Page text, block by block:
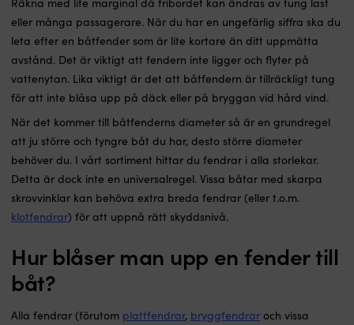
eller många passagerare. När du har en ungefärlig siffra ska du
leta efter en båtfender som är lite kortare än ditt uppmätta
avstånd. Det är viktigt att fendern inte ligger och flyter på
vattenytan. Lika viktigt är det att båtfendern är tillräckligt tung
för att inte blåsa upp på däck eller på bryggan vid hård vind.
När det kommer till båtfenderns diameter så är en grundregel
att ju större och tyngre båt du har, desto större diameter
behöver du. I vårt sortiment hittar du fendrar i alla storlekar.
Detta är dock inte en universalregel. Vissa båtar med skarpa
skrovvinklar kan behöva extra breda fendrar (eller t.o.m.
klotfendrar) för att uppnå rätt skyddsnivå.
Hur blåser man upp en fender till
båt?
Alla fendrar (förutom plattfendrar, bryggfendrar och vissa